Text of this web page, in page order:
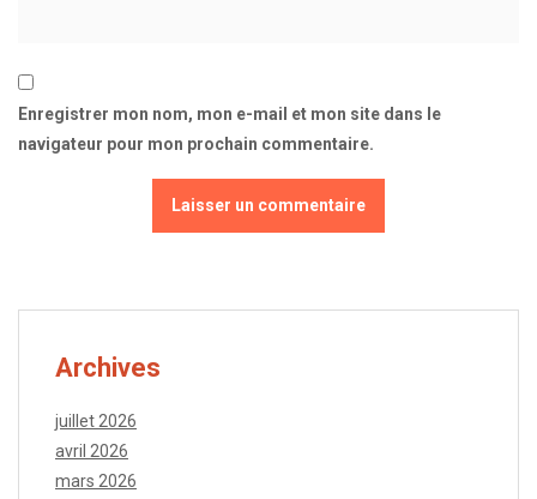
Enregistrer mon nom, mon e-mail et mon site dans le
navigateur pour mon prochain commentaire.
Archives
juillet 2026
avril 2026
mars 2026